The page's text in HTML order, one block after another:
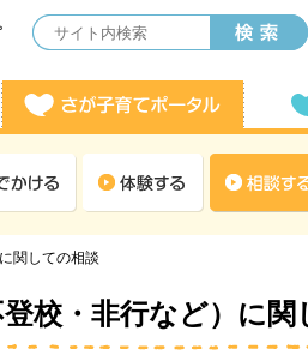
関しての相談
校・非行など）に関